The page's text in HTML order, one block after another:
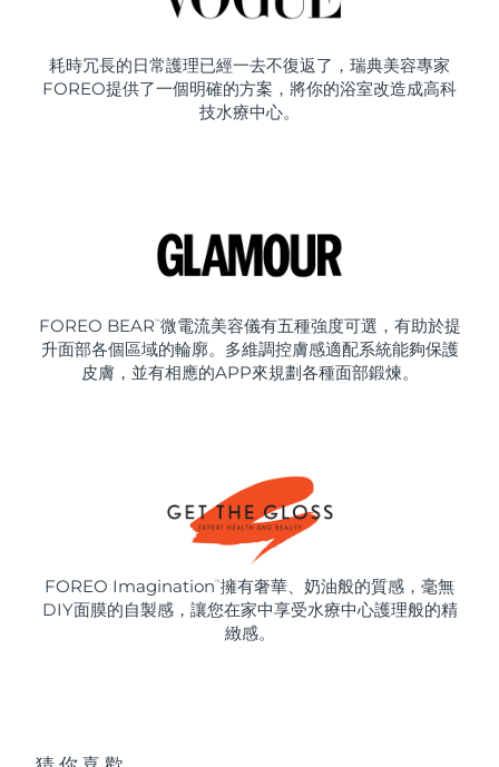
耗時冗長的日常護理已經一去不復返了，瑞典美容專家
FOREO提供了一個明確的方案，將你的浴室改造成高科
技水療中心。
FOREO BEAR ™ 微電流美容儀有五種強度可選，有助於提
升面部各個區域的輪廓。多維調控膚感適配系統能夠保護
皮膚，並有相應的APP來規劃各種面部鍛煉。
FOREO Imagination ™ 擁有奢華、奶油般的質感，毫無
DIY面膜的自製感，讓您在家中享受水療中心護理般的精
緻感。